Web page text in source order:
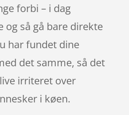
forbi – i dag
og så gå bare direkte
har fundet dine
det samme, så det
irriteret over
i køen.